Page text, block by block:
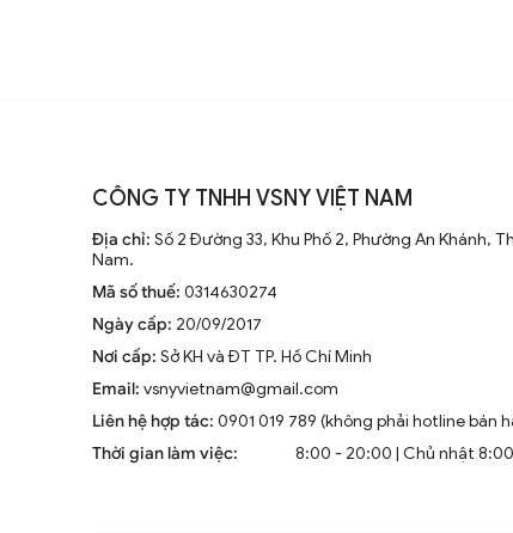
CÔNG TY TNHH VSNY VIỆT NAM
Địa chỉ: Số 2 Đường 33, Khu Phố 2, Phường An Khánh,
Nam.
Mã số thuế: 0314630274
Ngày cấp: 20/09/2017
Nơi cấp: Sở KH và ĐT TP. Hồ Chí Minh
Email: vsnyvietnam@gmail.com
Liên hệ hợp tác: 0901 019 789 (không phải hotline bán
Thời gian làm việc:
8:00 - 20:00 | Chủ nhật